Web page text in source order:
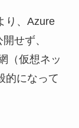
り、Azure
せず、
（仮想ネッ
的になって